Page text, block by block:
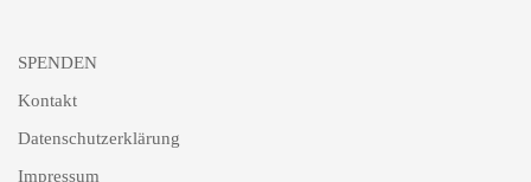
SPENDEN
Kontakt
Datenschutzerklärung
Impressum